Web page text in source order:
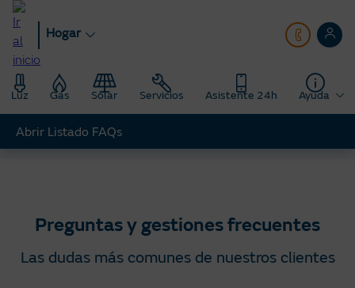
Pasar
contenido
principal
Hogar
Luz Gas Solar Servicios Asistente 24h Ayuda
Hogar Ayuda Preguntas y gestiones frecuentes
Preguntas y gestiones frecuentes
Las dudas más comunes de nuestros clientes
Abrir Listado FAQs